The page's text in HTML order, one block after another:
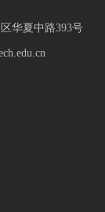
华夏中路393号